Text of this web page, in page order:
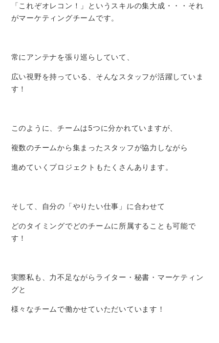
「これぞオレコン！」というスキルの集大成・・・それ
がマーケティングチームです。
常にアンテナを張り巡らしていて、
広い視野を持っている、そんなスタッフが活躍していま
す！
このように、チームは5つに分かれていますが、
複数のチームから集まったスタッフが協力しながら
進めていくプロジェクトもたくさんあります。
そして、自分の「やりたい仕事」に合わせて
どのタイミングでどのチームに所属することも可能で
す！
実際私も、力不足ながらライター・秘書・マーケティン
グと
様々なチームで働かせていただいています！